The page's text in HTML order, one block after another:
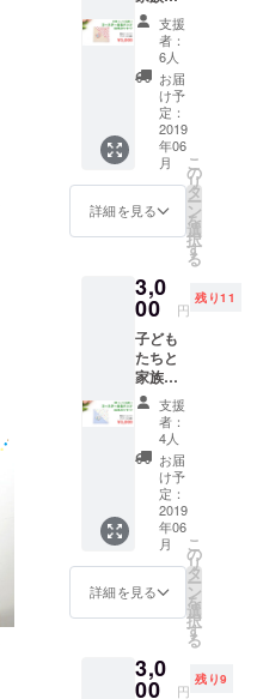
の人生を生
ききること
ができるよ
うに」、出
会う人たち
に「私たち
と出会って
思ってもら
に」日々
行ったり来
たりしなが
ら楽しく進
んでいま
す。
の応援
の気持
ちA①
かえる
のシー
ツ【ご
縁】と
同じ生
地の
コース
ター1枚
＆医療
的ケア
ゴ入り
缶バッ
ジ1個＆
お礼の
メッ
セージ
支援
者：
6人
お届
け予
定：
2019
年06
月
詳細を見る
こ
の
リ
タ
ー
ン
を
選
択
す
る
3,0
00 円
残り11
子ども
たちと
家族へ
の応援
の気持
ちA②
かえる
のシー
【夢】
と同じ
生地の
コース
ター1枚
と医療
的ケア
ゴ入り
缶バッ
支援
者：
4人
お届
け予
定：
2019
年06
月
詳細を見る
こ
の
リ
タ
ー
ン
を
選
択
す
る
3,0
00 円
残り9